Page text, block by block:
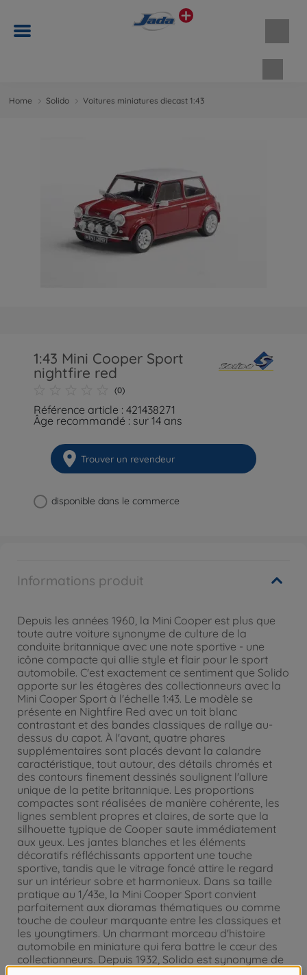
Home Solido Voitures miniatures diecast 1:43
1:43 Mini Cooper Sport
nightfire red
(0)
Référence article : 421438271
Âge recommandé : sur 14 ans
Trouver un revendeur
disponible dans le commerce
Informations produit
Depuis les années 1960, la Mini Cooper est plus que
toute autre voiture synonyme de culture de la
conduite britannique avec une note sportive - une
icône compacte qui allie style et flair pour le sport
automobile. C'est exactement ce sentiment que Solido
apporte sur les étagères des collectionneurs avec la
Mini Cooper Sport à l'échelle 1:43. Le modèle se
présente en Nightfire Red avec un toit blanc
contrastant et des bandes classiques de rallye au-
dessus du capot. À l'avant, quatre phares
supplémentaires sont placés devant la calandre
caractéristique, tout autour, des détails chromés et
des contours finement dessinés soulignent l'allure
unique de la petite britannique. Les proportions
compactes sont réalisées de manière cohérente, les
lignes semblent propres et claires, de sorte que la
silhouette typique de Cooper saute immédiatement
aux yeux. Les jantes blanches et les éléments
décoratifs réfléchissants apportent une touche
sportive, tandis que le vitrage foncé attire le regard
sur un intérieur sobre et harmonieux. Dans sa taille
pratique au 1/43e, la Mini Cooper Sport convient
parfaitement aux dioramas thématiques ou comme
touche de couleur marquante entre les classiques et
les youngtimers. Un charmant morceau d'histoire
automobile en miniature qui fera battre le cœur des
collectionneurs. Depuis 1932, Solido est synonyme de